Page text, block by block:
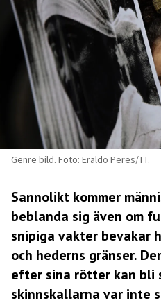
Genre bild. Foto: Eraldo Peres/TT.
Sannolikt kommer
beblanda sig även om
snipiga vakter bevakar
och hederns gränser.
efter sina rötter kan bli
skinnskallarna var inte